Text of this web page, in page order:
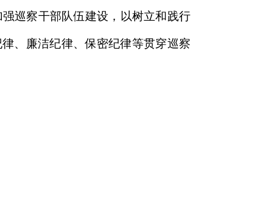
巡察干部队伍建设，以树立和践行
、廉洁纪律、保密纪律等贯穿巡察